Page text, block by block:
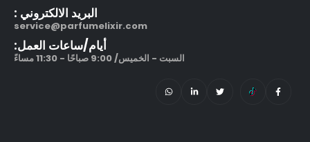
البريد الالكتروني :
service@parfumelixir.com
أيام/ساعات العمل:
السبت - الخميس/ 9:00 صباحًا - 11:30 مساءً